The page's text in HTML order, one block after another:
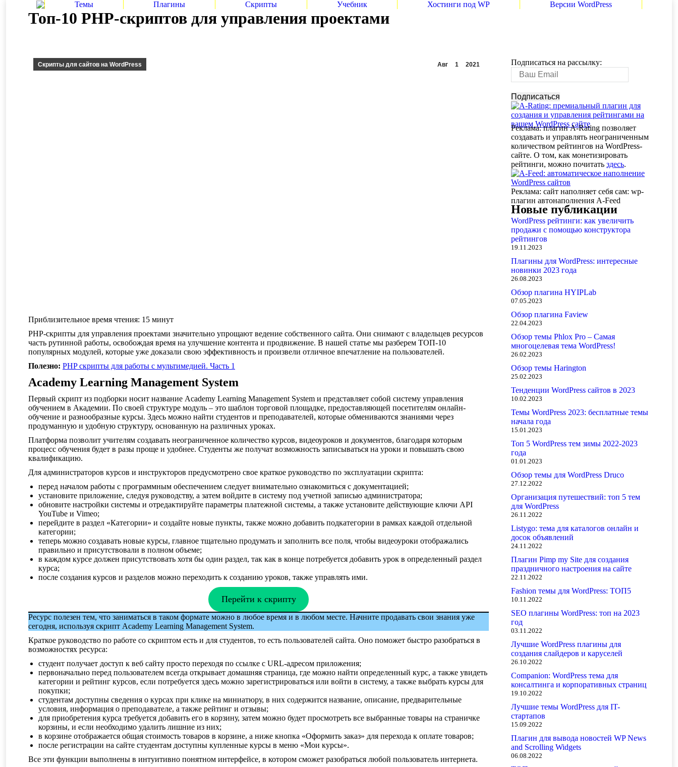
Темы Плагины Скрипты Учебник Хостинги под WP Версии WordPress
Топ-10 PHP-скриптов для управления проектами
Авг 1 2021
Скрипты для сайтов на WordPress
Приблизительное время чтения: 15 минут
PHP-скрипты для управления проектами значительно упрощают ведение собственного сайта. Они снимают с владельцев ресурсов
часть рутинной работы, освобождая время на улучшение контента и продвижение. В нашей статье мы разберем ТОП-10
популярных модулей, которые уже доказали свою эффективность и произвели отличное впечатление на пользователей.
Полезно: PHP скрипты для работы с мультимедией. Часть 1
Academy Learning Management System
Первый скрипт из подборки носит название Academy Learning Management System и представляет собой систему управления
обучением в Академии. По своей структуре модуль – это шаблон торговой площадке, предоставляющей посетителям онлайн-
обучение и разнообразные курсы. Здесь можно найти студентов и преподавателей, которые обмениваются знаниями через
продуманную и удобную структуру, основанную на различных уроках.
Платформа позволит учителям создавать неограниченное количество курсов, видеоуроков и документов, благодаря которым
процесс обучения будет в разы проще и удобнее. Студенты же получат возможность записываться на уроки и повышать свою
квалификацию.
Для администраторов курсов и инструкторов предусмотрено свое краткое руководство по эксплуатации скрипта:
перед началом работы с программным обеспечением следует внимательно ознакомиться с документацией;
установите приложение, следуя руководству, а затем войдите в систему под учетной записью администратора;
обновите настройки системы и отредактируйте параметры платежной системы, а также установите действующие ключи API
YouTube и Vimeo;
перейдите в раздел «Категории» и создайте новые пункты, также можно добавить подкатегории в рамках каждой отдельной
категории;
теперь можно создавать новые курсы, главное тщательно продумать и заполнить все поля, чтобы видеоуроки отображались
правильно и присутствовали в полном объеме;
в каждом курсе должен присутствовать хотя бы один раздел, так как в конце потребуется добавить урок в определенный раздел
курса;
после создания курсов и разделов можно переходить к созданию уроков, также управлять ими.
Перейти к скрипту
Ресурс полезен тем, что заниматься в таком формате можно в любое время и в любом месте. Начните продавать свои знания уже
сегодня, используя скрипт Academy Learning Management System.
Краткое руководство по работе со скриптом есть и для студентов, то есть пользователей сайта. Оно поможет быстро разобраться в
возможностях ресурса:
студент получает доступ к веб сайту просто переходя по ссылке с URL-адресом приложения;
первоначально перед пользователем всегда открывает домашняя страница, где можно найти определенный курс, а также увидеть
категории и рейтинг курсов, если потребуется здесь можно зарегистрироваться или войти в систему, а также выбрать курсы для
покупки;
студентам доступны сведения о курсах при клике на миниатюру, в них содержится название, описание, предварительные
условия, информация о преподавателе, а также рейтинг и отзывы;
для приобретения курса требуется добавить его в корзину, затем можно будет просмотреть все выбранные товары на страничке
корзины, и если необходимо удалить лишние из них;
в корзине отображается общая стоимость товаров в корзине, а ниже кнопка «Оформить заказ» для перехода к оплате товаров;
после регистрации на сайте студентам доступны купленные курсы в меню «Мои курсы».
Все эти функции выполнены в интуитивно понятном интерфейсе, в котором сможет разобраться любой пользователь интернета.
Подписаться на рассылку:
Реклама: плагин A-Rating позволяет
создавать и управлять неограниченным
количеством рейтингов на WordPress-
сайте. О том, как монетизировать
рейтинги, можно почитать здесь.
Реклама: сайт наполняет себя сам: wp-
плагин автонаполнения A-Feed
Новые публикации
WordPress рейтинги: как увеличить
продажи с помощью конструктора
рейтингов
19.11.2023
Плагины для WordPress: интересные
новинки 2023 года
26.08.2023
Обзор плагина HYIPLab
07.05.2023
Обзор плагина Faview
22.04.2023
Обзор темы Phlox Pro – Самая
многоцелевая тема WordPress!
26.02.2023
Обзор темы Harington
25.02.2023
Тенденции WordPress сайтов в 2023
10.02.2023
Темы WordPress 2023: бесплатные темы
начала года
15.01.2023
Топ 5 WordPress тем зимы 2022-2023
года
01.01.2023
Обзор темы для WordPress Druco
27.12.2022
Организация путешествий: топ 5 тем
для WordPress
26.11.2022
Listygo: тема для каталогов онлайн и
досок объявлений
24.11.2022
Плагин Pimp my Site для создания
праздничного настроения на сайте
22.11.2022
Fashion темы для WordPress: ТОП5
10.11.2022
SEO плагины WordPress: топ на 2023
год
03.11.2022
Лучшие WordPress плагины для
создания слайдеров и каруселей
26.10.2022
Companion: WordPress тема для
консалтинга и корпоративных страниц
19.10.2022
Лучшие темы WordPress для IT-
стартапов
15.09.2022
Плагин для вывода новостей WP News
and Scrolling Widgets
06.08.2022